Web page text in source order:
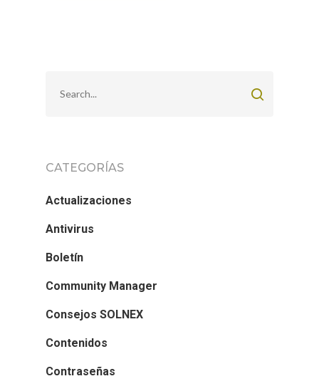
CATEGORÍAS
Actualizaciones
Antivirus
Boletín
Community Manager
Consejos SOLNEX
Contenidos
Contraseñas